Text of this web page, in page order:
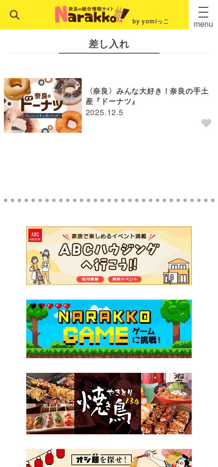
by yomiっこ menu
差し入れ
2025.12.5
〈奈良〉みんな大好き！奈良の手土
産『ドーナツ』